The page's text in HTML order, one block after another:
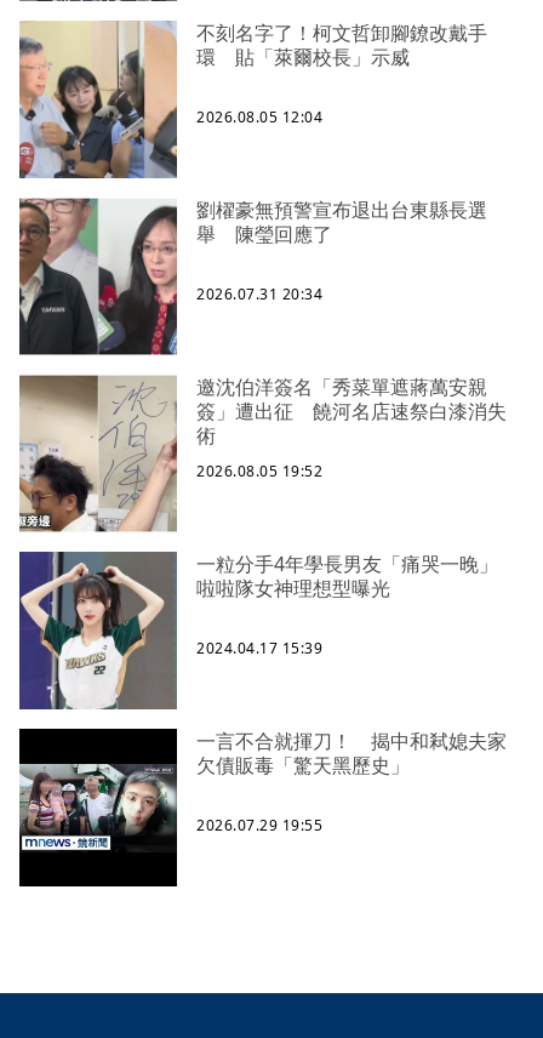
不刻名字了！柯文哲卸腳鐐改戴手
環 貼「萊爾校長」示威
2026.08.05 12:04
劉櫂豪無預警宣布退出台東縣長選
舉 陳瑩回應了
2026.07.31 20:34
邀沈伯洋簽名「秀菜單遮蔣萬安親
簽」遭出征 饒河名店速祭白漆消失
術
2026.08.05 19:52
一粒分手4年學長男友「痛哭一晚」
啦啦隊女神理想型曝光
2024.04.17 15:39
一言不合就揮刀！ 揭中和弒媳夫家
欠債販毒「驚天黑歷史」
2026.07.29 19:55